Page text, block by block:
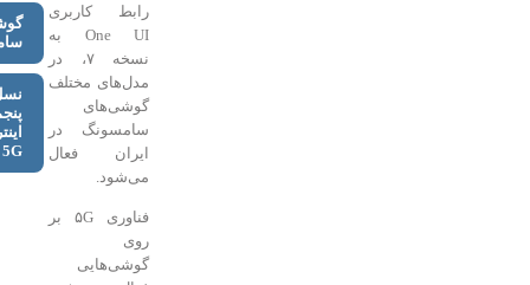
رابط کاربری
One UI به
نسخه ۷، در
مدل‌های مختلف
گوشی‌های
سامسونگ در
ایران فعال
فناوری ۵G بر
گوشی‌هایی
گوشی‌های
سامسونگ
نسل
پنجم
اینترنت
5G